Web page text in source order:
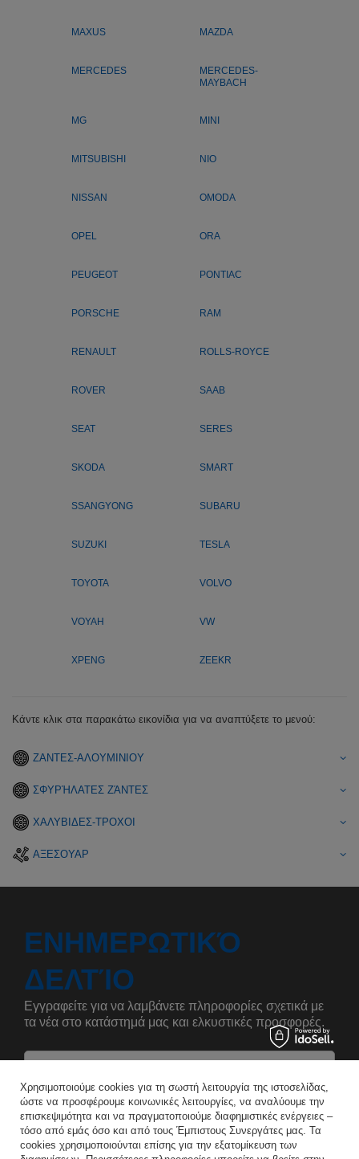
MAXUS MAZDA
MERCEDES
MERCEDES-
MAYBACH
MG MINI
MITSUBISHI NIO
NISSAN OMODA
OPEL ORA
PEUGEOT PONTIAC
PORSCHE RAM
RENAULT ROLLS-ROYCE
ROVER SAAB
SEAT SERES
SKODA SMART
SSANGYONG SUBARU
SUZUKI TESLA
TOYOTA VOLVO
VOYAH VW
XPENG ZEEKR
Κάντε κλικ στα παρακάτω εικονίδια για να αναπτύξετε το μενού:
ΖΑΝΤΕΣ-ΑΛΟΥΜΙΝΙΟΥ
ΣΦΥΡΉΛΑΤΕΣ ΖΆΝΤΕΣ
ΧΑΛΥΒΙΔΕΣ-ΤΡΟΧΟΙ
ΑΞΕΣΟΥΑΡ
ΕΝΗΜΕΡΩΤΙΚΌ
ΔΕΛΤΊΟ
Εγγραφείτε για να λαμβάνετε πληροφορίες σχετικά με
τα νέα στο κατάστημά μας και ελκυστικές προσφορές.
Εισάγετε τη διεύθυνση e-mail σας
Συμφωνώ με την επεξεργασία των προσωπικών μου δεδομένων για τους σκοπούς και το πεδίο εφαρμογής της υπηρεσίας Newsletter στο
Χρησιμοποιούμε cookies για τη σωστή λειτουργία της ιστοσελίδας,
ώστε να προσφέρουμε κοινωνικές λειτουργίες, να αναλύουμε την
επισκεψιμότητα και να πραγματοποιούμε διαφημιστικές ενέργειες –
τόσο από εμάς όσο και από τους Έμπιστους Συνεργάτες μας. Τα
cookies χρησιμοποιούνται επίσης για την εξατομίκευση των